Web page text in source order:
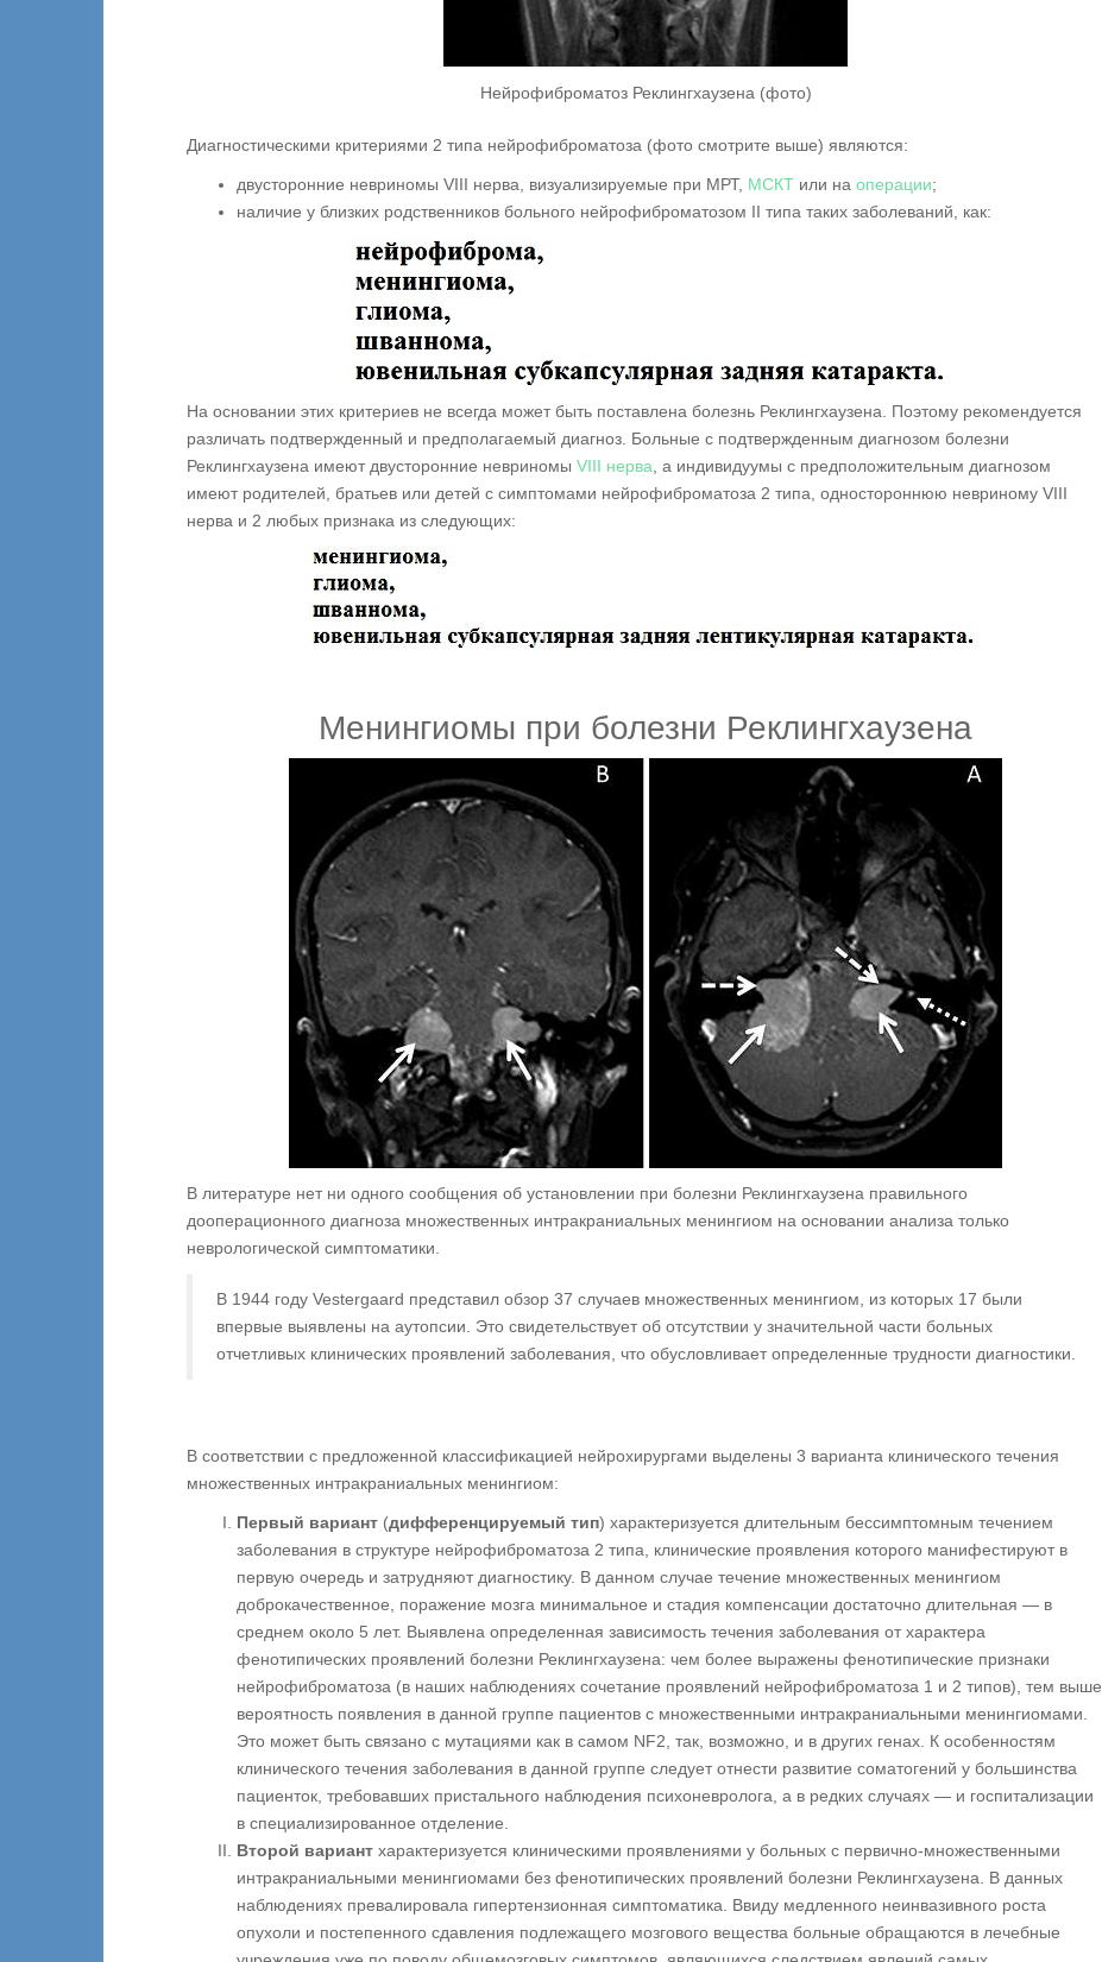
Нейрофиброматоз Реклингхаузена (фото)
Диагностическими критериями 2 типа нейрофиброматоза (фото смотрите выше) являются:
двусторонние невриномы VIII нерва, визуализируемые при МРТ, МСКТ или на операции;
наличие у близких родственников больного нейрофиброматозом II типа таких заболеваний, как:
На основании этих критериев не всегда может быть поставлена болезнь Реклингхаузена. Поэтому рекомендуется
различать подтвержденный и предполагаемый диагноз. Больные с подтвержденным диагнозом болезни
Реклингхаузена имеют двусторонние невриномы VIII нерва, а индивидуумы с предположительным диагнозом
имеют родителей, братьев или детей с симптомами нейрофиброматоза 2 типа, одностороннюю невриному VIII
нерва и 2 любых признака из следующих:
Менингиомы при болезни Реклингхаузена
В литературе нет ни одного сообщения об установлении при болезни Реклингхаузена правильного
дооперационного диагноза множественных интракраниальных менингиом на основании анализа только
неврологической симптоматики.
В 1944 году Vestergaard представил обзор 37 случаев множественных менингиом, из которых 17 были
впервые выявлены на аутопсии. Это свидетельствует об отсутствии у значительной части больных
отчетливых клинических проявлений заболевания, что обусловливает определенные трудности диагностики.
В соответствии с предложенной классификацией нейрохирургами выделены 3 варианта клинического течения
множественных интракраниальных менингиом:
Первый вариант (дифференцируемый тип) характеризуется длительным бессимптомным течением
заболевания в структуре нейрофиброматоза 2 типа, клинические проявления которого манифестируют в
первую очередь и затрудняют диагностику. В данном случае течение множественных менингиом
доброкачественное, поражение мозга минимальное и стадия компенсации достаточно длительная — в
среднем около 5 лет. Выявлена определенная зависимость течения заболевания от характера
фенотипических проявлений болезни Реклингхаузена: чем более выражены фенотипические признаки
нейрофиброматоза (в наших наблюдениях сочетание проявлений нейрофиброматоза 1 и 2 типов), тем выше
вероятность появления в данной группе пациентов с множественными интракраниальными менингиомами.
Это может быть связано с мутациями как в самом NF2, так, возможно, и в других генах. К особенностям
клинического течения заболевания в данной группе следует отнести развитие соматогений у большинства
пациенток, требовавших пристального наблюдения психоневролога, а в редких случаях — и госпитализации
в специализированное отделение.
Второй вариант характеризуется клиническими проявлениями у больных с первично-множественными
интракраниальными менингиомами без фенотипических проявлений болезни Реклингхаузена. В данных
наблюдениях превалировала гипертензионная симптоматика. Ввиду медленного неинвазивного роста
опухоли и постепенного сдавления подлежащего мозгового вещества больные обращаются в лечебные